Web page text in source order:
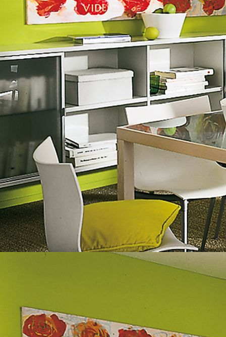
Dämmung Vorher